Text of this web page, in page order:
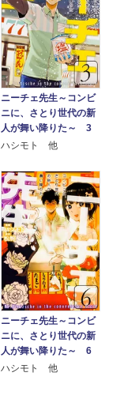
ニーチェ先生～コンビ
ニに、さとり世代の新
人が舞い降りた～ 3
ハシモト 他
ニーチェ先生～コンビ
ニに、さとり世代の新
人が舞い降りた～ 6
ハシモト 他